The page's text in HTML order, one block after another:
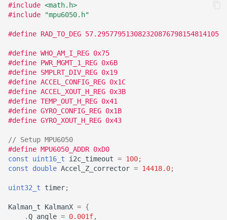
#include <math.h>
#include
"mpu6050.h"
#define RAD_TO_DEG 57.295779513082320876798154814105
#define WHO_AM_I_REG 0x75
#define PWR_MGMT_1_REG 0x6B
#define SMPLRT_DIV_REG 0x19
#define ACCEL_CONFIG_REG 0x1C
#define ACCEL_XOUT_H_REG 0x3B
#define TEMP_OUT_H_REG 0x41
#define GYRO_CONFIG_REG 0x1B
#define GYRO_XOUT_H_REG 0x43
// Setup MPU6050
#define MPU6050_ADDR 0xD0
const
uint16_t i2c_timeout = 100;
const
double Accel_Z_corrector = 14418.0;
uint32_t timer;
Kalman_t KalmanX = {
.Q_angle = 0.001f,